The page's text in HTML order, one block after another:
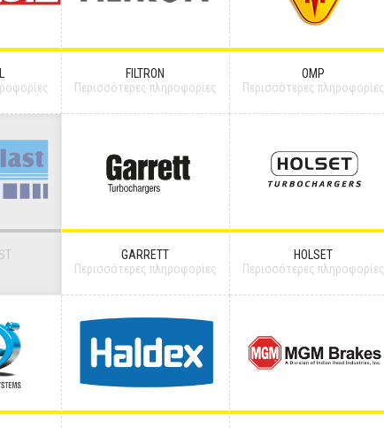
FILTRON
Περισσότερες πληροφορίες
OMP
Περισσότερες πληροφορίες
GARRETT
Περισσότερες πληροφορίες
HOLSET
Περισσότερες πληροφορίες